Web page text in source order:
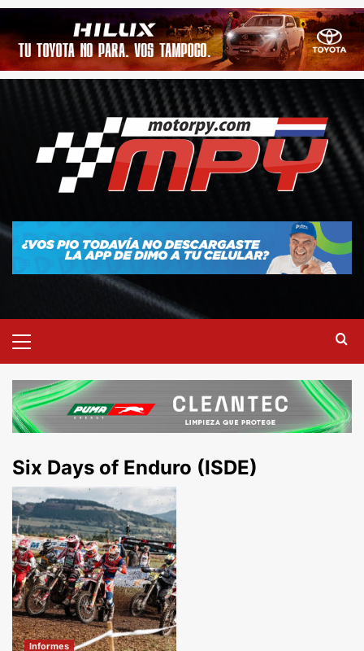
Six Days of Enduro (ISDE)
Informes